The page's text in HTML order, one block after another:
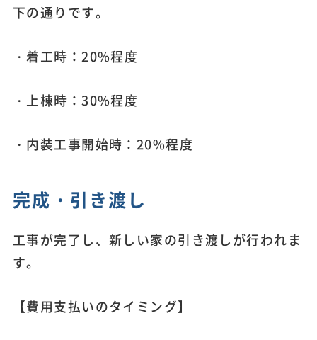
下の通りです。
・着工時：20%程度
・上棟時：30%程度
・内装工事開始時：20%程度
完成・引き渡し
工事が完了し、新しい家の引き渡しが行われま
す。
【費用支払いのタイミング】